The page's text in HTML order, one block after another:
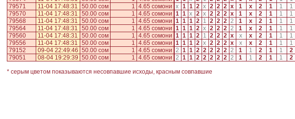
79571
11-04 17:48:31 50.00 сом 1 4.65 сомони x 1 1 2 x 2 2 2 x 1 x 2 1 1 1
79570
11-04 17:48:31 50.00 сом 1 4.65 сомони 1 1 x 2 x 2 2 2 x 1 x 2 1 1 1
79568
11-04 17:48:31 50.00 сом 1 4.65 сомони 1 1 1 2 1 2 2 2 2 1 x 2 1 1 1
79564
11-04 17:48:31 50.00 сом 1 4.65 сомони 1 1 1 2 x 2 2 2 2 1 x 2 1 1 1
79560
11-04 17:48:31 50.00 сом 1 4.65 сомони 1 1 1 2 1 2 2 2 x x x 2 1 1 1
79556
11-04 17:48:31 50.00 сом 1 4.65 сомони 1 1 1 2 x 2 2 2 x x x 2 1 1 1
79152
09-04 22:49:46 50.00 сом 1 4.65 сомони 2 1 1 2 2 2 2 2 2 1 1 2 1 1 2
79051
08-04 19:29:39 50.00 сом 1 4.65 сомони 2 1 1 2 2 2 2 2 2 1 1 2 1 1 2
* серым цветом показываются несовпавшие исходы, красным совпавшие